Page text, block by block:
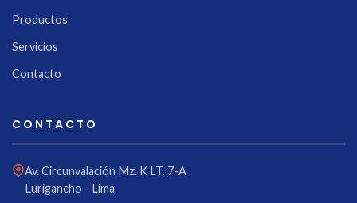
Productos
Servicios
Contacto
CONTACTO
Av. Circunvalación Mz. K LT. 7-A
Lurigancho - Lima